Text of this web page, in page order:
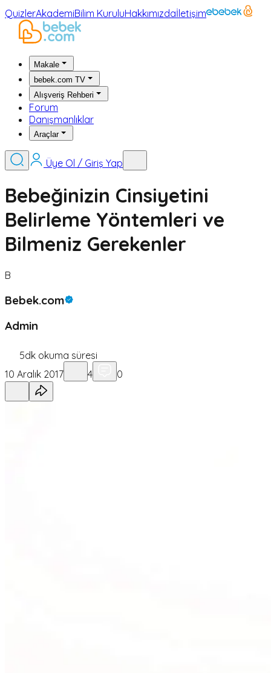
QuizlerAkademiBilim KuruluHakkımızdaİletişim
Makale
bebek.com TV
Alışveriş Rehberi
Forum
Danışmanlıklar
Araçlar
Üye Ol / Giriş Yap
Bebeğinizin Cinsiyetini
Belirleme Yöntemleri ve
Bilmeniz Gerekenler
B
Bebek.com
Admin
5dk okuma süresi
10 Aralık 2017
4 0